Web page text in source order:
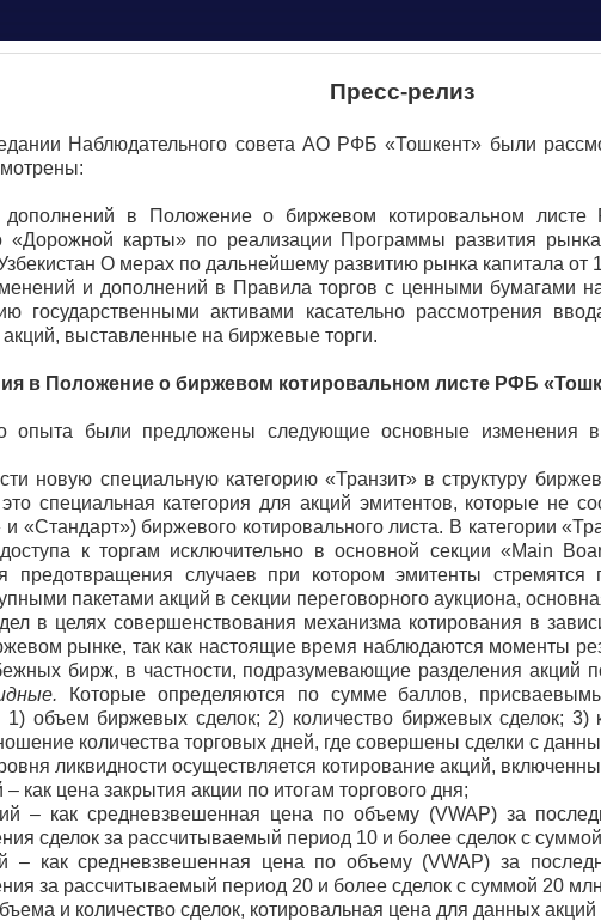
Пресс-релиз
Наблюдательного совета АО РФБ «Тошкент» были
дополнений в Положение о биржевом котировальном
«Дорожной карты» по реализации Программы развития
О мерах по дальнейшему развитию рынка капитала
и дополнений в Правила торгов с ценными бумагами
государственными активами касательно рассмотрения
акций, выставленные на биржевые торги.
в Положение о биржевом котировальном листе РФБ
опыта были предложены следующие основные
новую специальную категорию «Транзит» в структуру
специальная категория для акций эмитентов, которые не
«Стандарт») биржевого котировального листа. В категории
к торгам исключительно в основной секции «Main
случаев при котором эмитенты стремятся
пакетами акций в секции переговорного аукциона,
в целях совершенствования механизма котирования в
рынке, так как настоящие время наблюдаются моменты
бирж, в частности, подразумевающие разделения акций
Которые определяются по сумме баллов,
1) объем биржевых сделок; 2) количество биржевых сделок;
количества торговых дней, где совершены сделки с
ликвидности осуществляется котирование акций,
как цена закрытия акции по итогам торгового дня;
– как средневзвешенная цена по объему (VWAP) за
сделок за рассчитываемый период 10 и более сделок с
– как средневзвешенная цена по объему (VWAP) за
за рассчитываемый период 20 и более сделок с суммой 20
и количество сделок, котировальная цена для данных